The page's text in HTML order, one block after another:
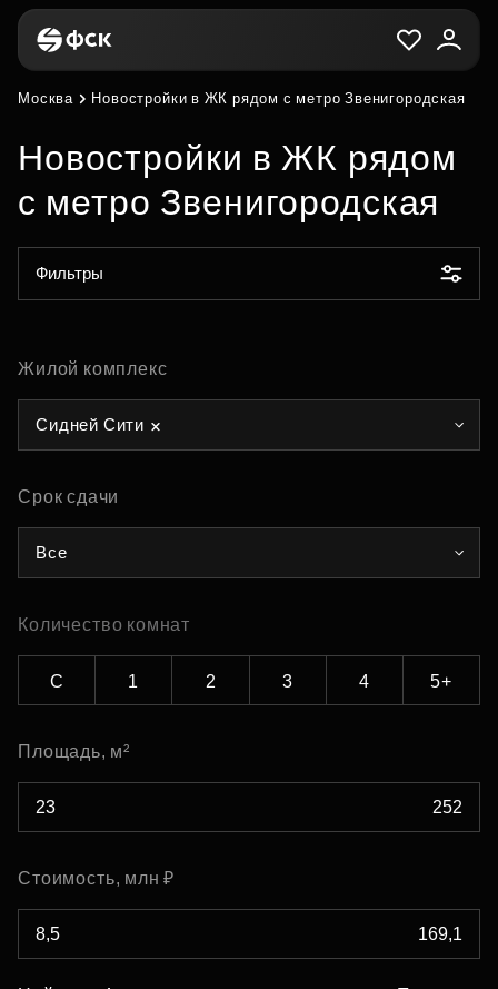
Москва Новостройки в ЖК рядом с метро Звенигородская
Новостройки в ЖК рядом
с метро Звенигородская
Фильтры
Жилой комплекс
Сидней Сити
Срок сдачи
Все
Количество комнат
С 1 2 3 4 5+
Площадь, м²
Стоимость, млн ₽